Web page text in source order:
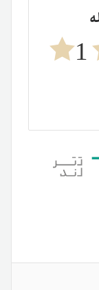
1